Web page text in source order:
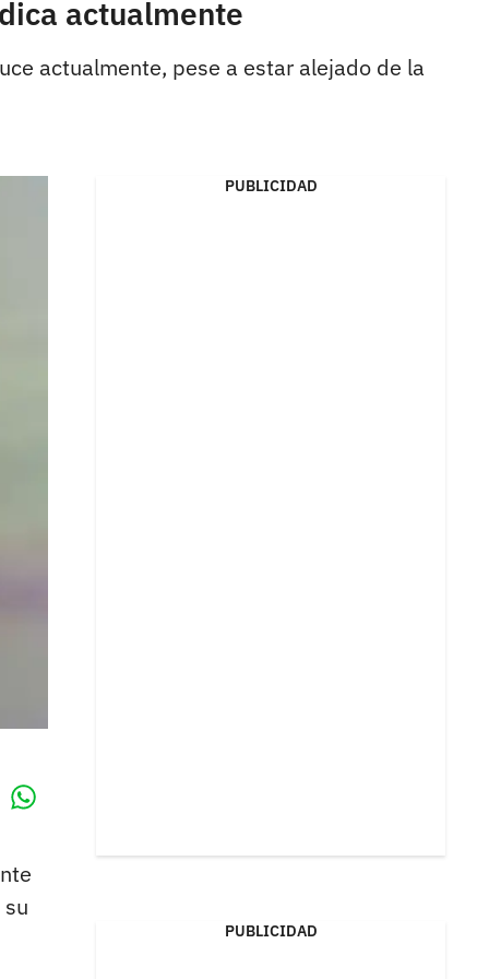
actualmente
actualmente, pese a estar alejado de la
PUBLICIDAD
PUBLICIDAD